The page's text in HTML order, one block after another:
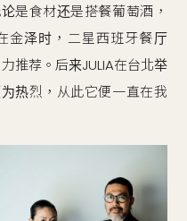
是食材还是搭餐葡萄酒，
金泽时，二星西班牙餐厅
推荐。后来JULIA在台北举
热烈，从此它便一直在我